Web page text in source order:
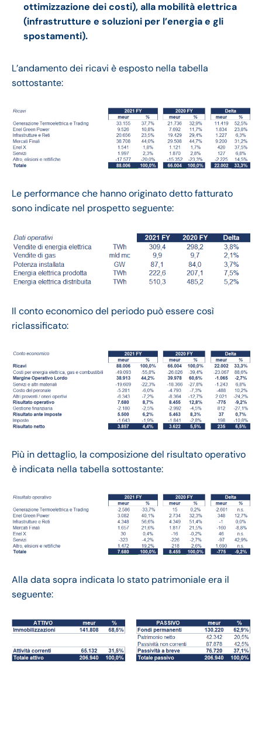
ottimizzazione dei costi), alla mobilità elettrica
(infrastrutture e soluzioni per l’energia e gli
spostamenti).
L’andamento dei ricavi è esposto nella tabella
sottostante:
Le performance che hanno originato detto fatturato
sono indicate nel prospetto seguente:
Il conto economico del periodo può essere così
riclassificato:
Più in dettaglio, la composizione del risultato operativo
è indicata nella tabella sottostante:
Alla data sopra indicata lo stato patrimoniale era il
seguente: